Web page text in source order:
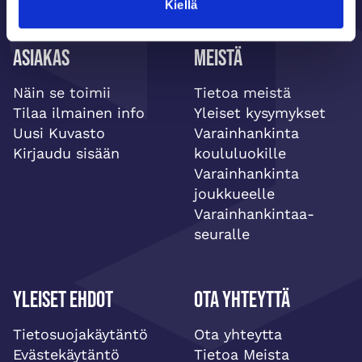
Kiellä
Asiakas
Näin se toimii
Tilaa ilmainen info
Uusi Kuvasto
Kirjaudu sisään
Meistä
Tietoa meistä
Yleiset kysymykset
Varainhankinta
koululuokille
Varainhankinta
joukkueelle
Varainhankintaa-
seuralle
Yleiset ehdot
Tietosuojakäytäntö
Evästekäytäntö
Ota yhteyttä
Ota yhteytta
Tietoa Meista